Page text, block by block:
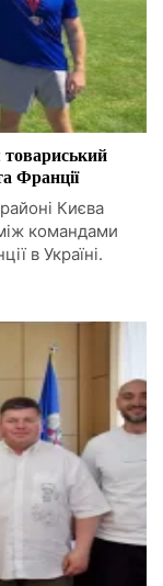
товариський
Франції
Києва
командами
в Україні.